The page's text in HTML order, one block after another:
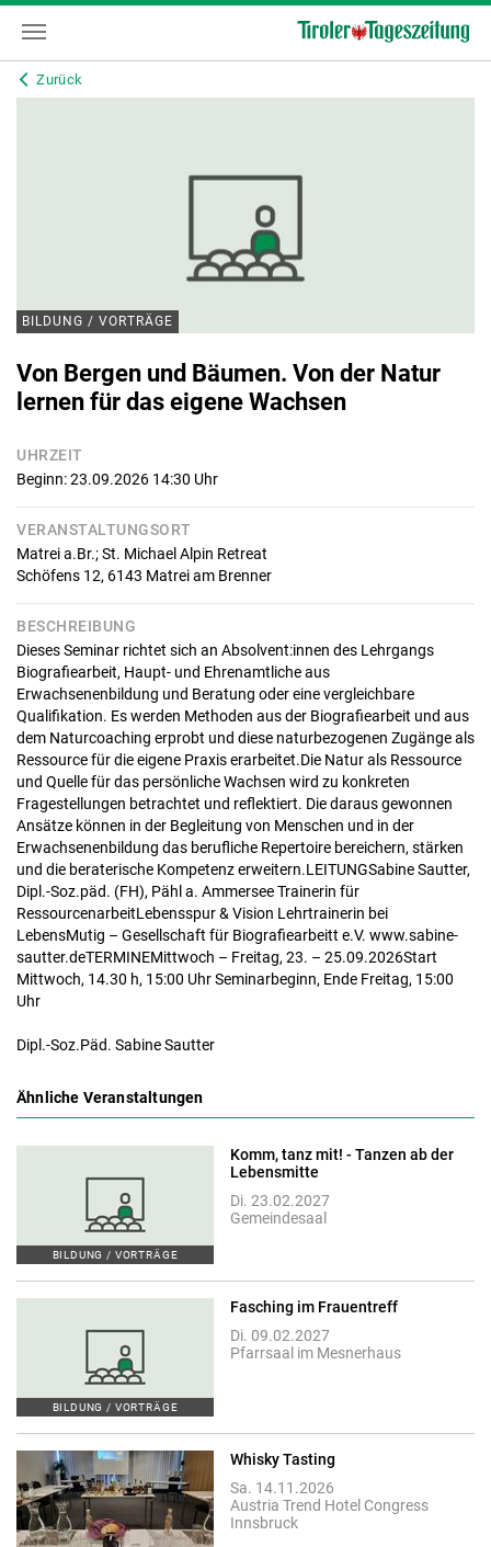
Zurück
BILDUNG / VORTRÄGE
Von Bergen und Bäumen. Von der Natur
lernen für das eigene Wachsen
UHRZEIT
Beginn: 23.09.2026 14:30 Uhr
VERANSTALTUNGSORT
Matrei a.Br.; St. Michael Alpin Retreat
Schöfens 12, 6143 Matrei am Brenner
BESCHREIBUNG
Dieses Seminar richtet sich an Absolvent:innen des Lehrgangs
Biografiearbeit, Haupt- und Ehrenamtliche aus
Erwachsenenbildung und Beratung oder eine vergleichbare
Qualifikation. Es werden Methoden aus der Biografiearbeit und aus
dem Naturcoaching erprobt und diese naturbezogenen Zugänge als
Ressource für die eigene Praxis erarbeitet.Die Natur als Ressource
und Quelle für das persönliche Wachsen wird zu konkreten
Fragestellungen betrachtet und reflektiert. Die daraus gewonnen
Ansätze können in der Begleitung von Menschen und in der
Erwachsenenbildung das berufliche Repertoire bereichern, stärken
und die beraterische Kompetenz erweitern.LEITUNGSabine Sautter,
Dipl.-Soz.päd. (FH), Pähl a. Ammersee Trainerin für
RessourcenarbeitLebensspur & Vision Lehrtrainerin bei
LebensMutig – Gesellschaft für Biografiearbeitt e.V. www.sabine-
sautter.deTERMINEMittwoch – Freitag, 23. – 25.09.2026Start
Mittwoch, 14.30 h, 15:00 Uhr Seminarbeginn, Ende Freitag, 15:00
Uhr
Dipl.-Soz.Päd. Sabine Sautter
Ähnliche Veranstaltungen
BILDUNG / VORTRÄGE
Komm, tanz mit! - Tanzen ab der
Lebensmitte
Di. 23.02.2027
Gemeindesaal
BILDUNG / VORTRÄGE
Fasching im Frauentreff
Di. 09.02.2027
Pfarrsaal im Mesnerhaus
Whisky Tasting
Sa. 14.11.2026
Austria Trend Hotel Congress
Innsbruck